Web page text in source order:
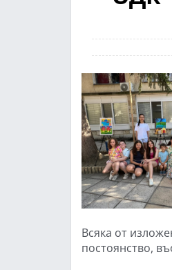
Всяка от
постоянство,